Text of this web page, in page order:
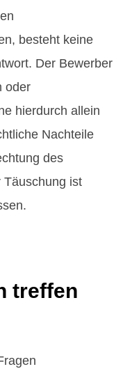
besteht keine
Der Bewerber
oder
hierdurch allein
Nachteile
des
Täuschung ist
treffen